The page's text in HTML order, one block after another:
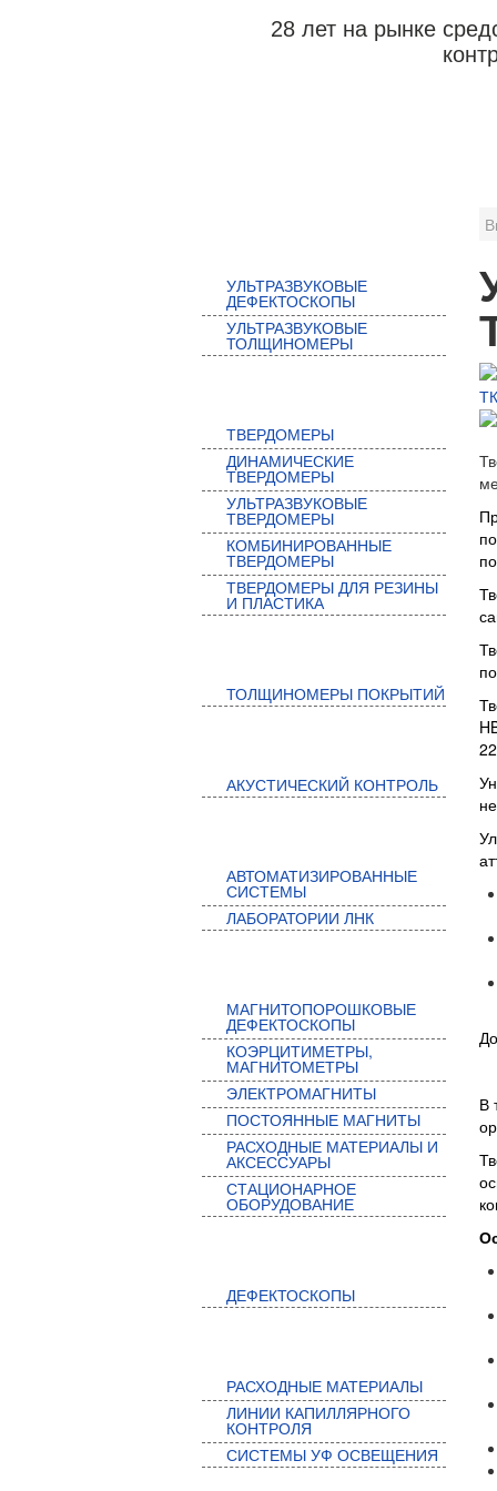
28 лет на рынке
УЛЬТРАЗВУКОВЫЕ
ДЕФЕКТОСКОПЫ
УЛЬТРАЗВУКОВЫЕ
ТОЛЩИНОМЕРЫ
ТВЕРДОМЕРЫ
ДИНАМИЧЕСКИЕ
ТВЕРДОМЕРЫ
УЛЬТРАЗВУКОВЫЕ
ТВЕРДОМЕРЫ
КОМБИНИРОВАННЫЕ
ТВЕРДОМЕРЫ
ТВЕРДОМЕРЫ ДЛЯ РЕЗИНЫ
И ПЛАСТИКА
ТОЛЩИНОМЕРЫ ПОКРЫТИЙ
АКУСТИЧЕСКИЙ КОНТРОЛЬ
СИСТЕМЫ
АВТОМАТИЗИРОВАННЫЕ
СИСТЕМЫ
ЛАБОРАТОРИИ ЛНК
МАГНИТОПОРОШКОВЫЕ
ДЕФЕКТОСКОПЫ
КОЭРЦИТИМЕТРЫ,
МАГНИТОМЕТРЫ
ЭЛЕКТРОМАГНИТЫ
ПОСТОЯННЫЕ МАГНИТЫ
РАСХОДНЫЕ МАТЕРИАЛЫ И
АКСЕССУАРЫ
СТАЦИОНАРНОЕ
ОБОРУДОВАНИЕ
ДЕФЕКТОСКОПЫ
РАСХОДНЫЕ МАТЕРИАЛЫ
ЛИНИИ КАПИЛЛЯРНОГО
КОНТРОЛЯ
СИСТЕМЫ УФ ОСВЕЩЕНИЯ
В